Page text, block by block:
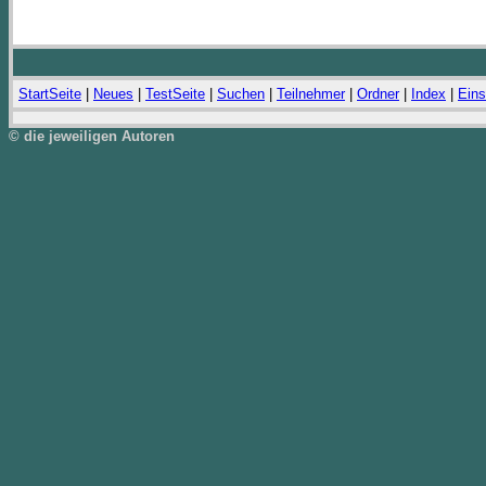
StartSeite Neues TestSeite Suchen Teilnehmer| Ordner| Index
© die jeweiligen Autoren